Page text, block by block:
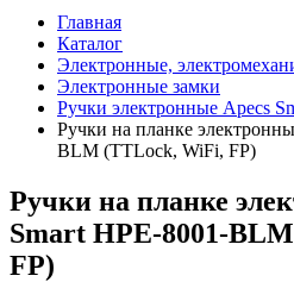
Главная
Каталог
Электронные,
Электронные замки
Ручки электронные Apecs
Ручки на планке
BLM (TTLock, WiFi, FP)
Ручки на планке
Smart HPE-8001-
FP)